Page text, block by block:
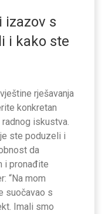
izazov s
i kako ste
rješavanja
konkretan
iskustva.
ste poduzeli i
da
i pronađite
“Na mom
suočavao s
Imali smo